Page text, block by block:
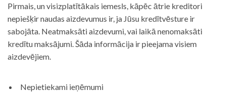
Pirmais, un visizplatītākais iemesls, kāpēc ātrie kreditori
nepiešķir naudas aizdevumus ir, ja Jūsu kredītvēsture ir
sabojāta. Neatmaksāti aizdevumi, vai laikā nenomaksāti
kredītu maksājumi. Šāda informācija ir pieejama visiem
aizdevējiem.
Nepietiekami ieņēmumi